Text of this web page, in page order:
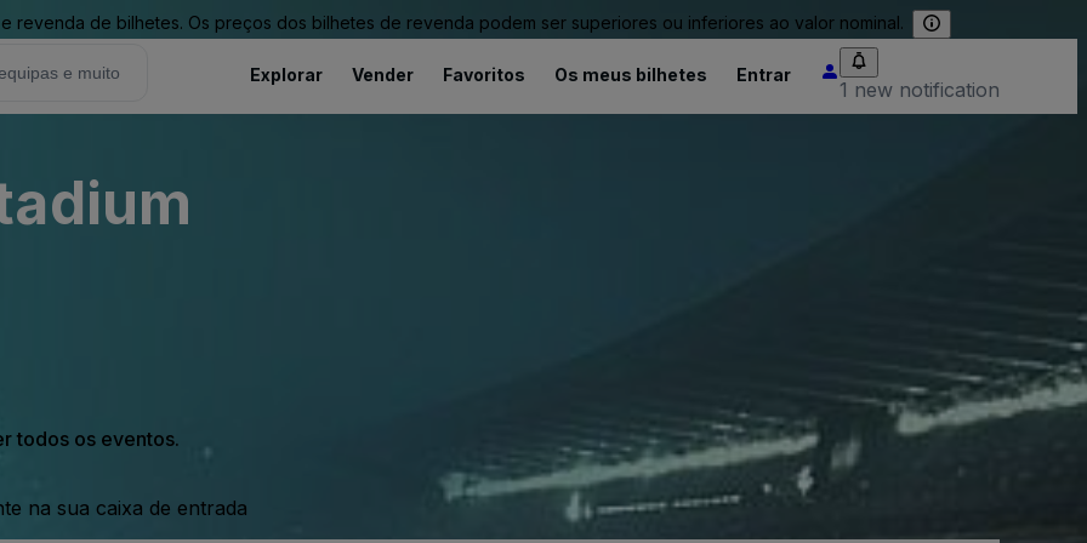
revenda de bilhetes. Os preços dos bilhetes de revenda podem ser superiores ou inferiores ao valor nominal.
Explorar Vender Favoritos Os meus bilhetes Entrar
1 new notification
todos os eventos.
na sua caixa de entrada